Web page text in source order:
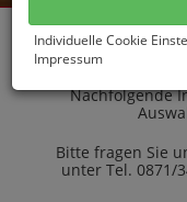
Individuelle Cookie
Impressum
Nachfolgende
Bitte fragen Sie
unter Tel. 0871/